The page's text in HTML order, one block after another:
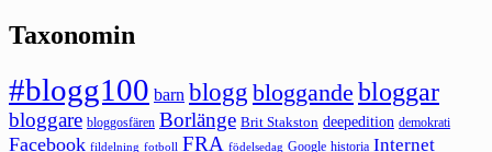
Taxonomin
#blogg100 barn blogg bloggande bloggar
bloggare bloggosfären Borlänge Brit Stakston deepedition demokrati
Facebook fildelning fotboll FRA födelsedag Google historia Internet